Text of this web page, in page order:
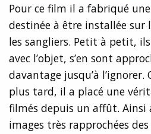
Pour ce film il a fabriqué
destinée à être installée sur
les sangliers. Petit à petit,
avec l’objet, s’en sont
davantage jusqu’à l’ignorer.
plus tard, il a placé une
filmés depuis un affût.
images très rapprochées des